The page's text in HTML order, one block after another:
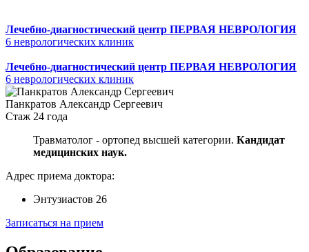
Лечебно-диагностический центр ПЕРВАЯ НЕВРОЛОГИЯ
6 неврологических клиник
Лечебно-диагностический центр ПЕРВАЯ НЕВРОЛОГИЯ
6 неврологических клиник
Панкратов Александр Сергеевич
Стаж 24 года
Травматолог - ортопед высшей категории. Кандидат
медицинских наук.
Адрес приема доктора:
Энтузиастов 26
Записаться на прием